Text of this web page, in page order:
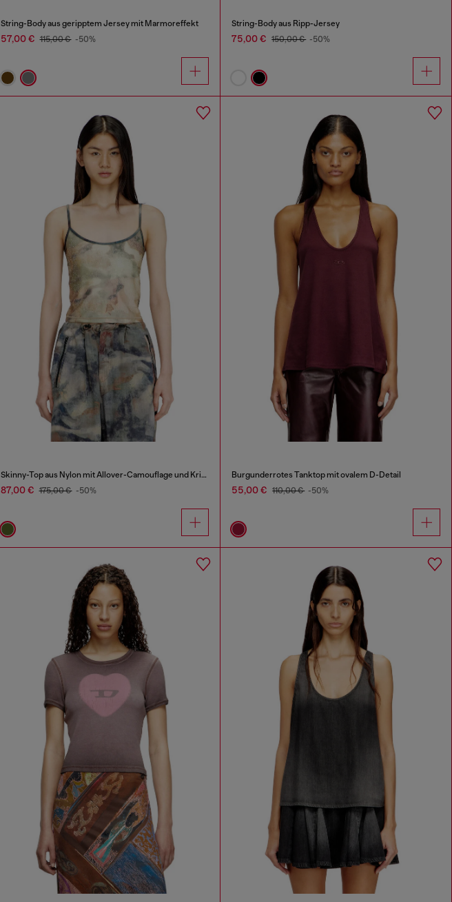
String-Body aus geripptem Jersey mit Marmoreffekt
57,00 € 115,00 € -50%
String-Body aus Ripp-Jersey
75,00 € 150,00 € -50%
Skinny-Top aus Nylon mit Allover-Camouflage und Kristalldetails
87,00 € 175,00 € -50%
Burgunderrotes Tanktop mit ovalem D-Detail
55,00 € 110,00 € -50%